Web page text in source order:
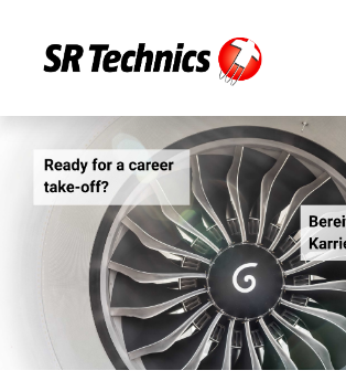
Englisch
Im Fokus: Mechaniker-Positionen
FAQ
Bewerbungstipps